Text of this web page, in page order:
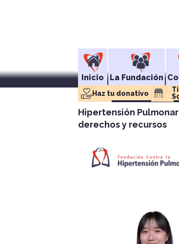
Inicio La Fundación
Haz tu donativo
Hipertensión
derechos y recursos